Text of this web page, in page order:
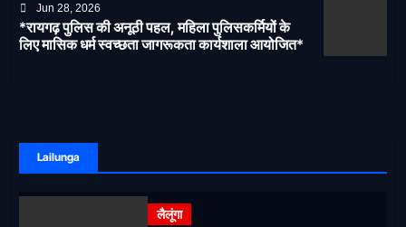
Jun 28, 2026
*रायगढ़ पुलिस की अनूठी पहल, महिला पुलिसकर्मियों के
लिए मासिक धर्म स्वच्छता जागरूकता कार्यशाला आयोजित*
Lailunga
लैलूंगा